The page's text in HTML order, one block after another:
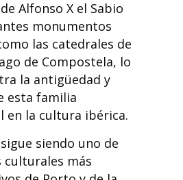
Alfonso X el Sabio
monumentos
las catedrales de
de Compostela, lo
la antigüedad y
esta familia
en la cultura ibérica.
siendo uno de
culturales más